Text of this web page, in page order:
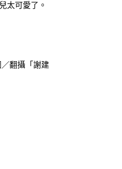
太可愛了。
翻攝「謝建